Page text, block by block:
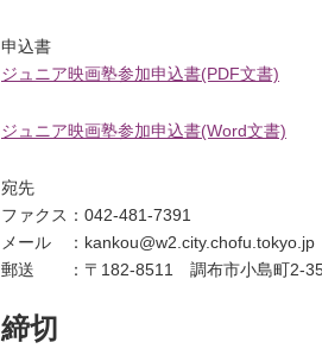
申込書
ジュニア映画塾参加申込書(PDF文書)
ジュニア映画塾参加申込書(Word文書)
宛先
ファクス：042-481-7391
メール ：kankou@w2.city.chofu.tokyo.jp
郵送 ：〒182-8511 調布市小島町2-
締切